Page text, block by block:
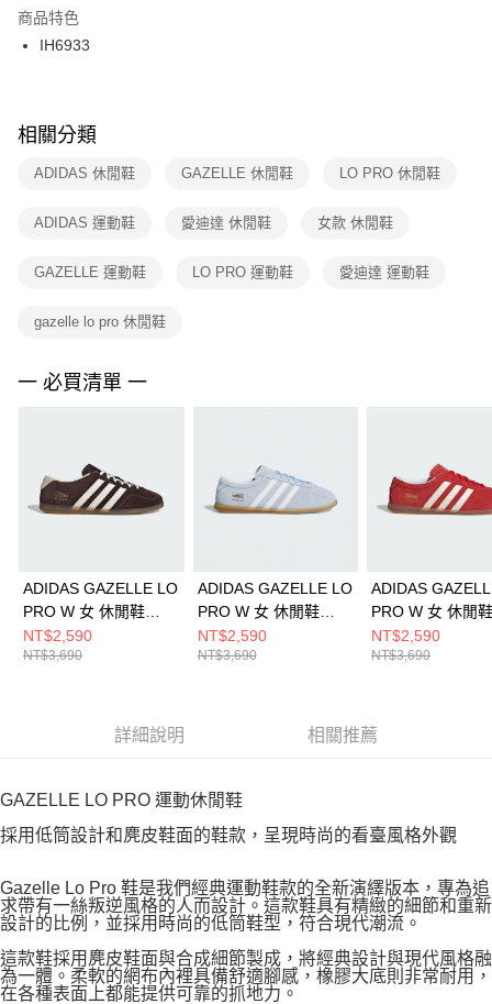
２．訂單成立數日內，您將收到繳費通知簡訊。
３．收到繳費通知簡訊後14天內，點擊此簡訊中的連結，可透過四大超商／
ATM／網路銀行／等多元方式進行付款，方視為交易完成。
※ 交易是否成功請以「AFTEE先享後付 」之結帳頁面顯示為準，若有關於
是否繳費成功／繳費後需取消欲退款等相關疑問，請聯繫「AFTEE先享後付
客戶支援中心」https://netprotections.freshdesk.com/support/home
１．透過由恩沛科技股份有限公司提供之「AFTEE先享後付」服務完成之交
權轉讓予恩沛科技股份有限公司。
３．未成年的使用者請事先徵得法定代理人或監護人之同意方可使用
４．使用「AFTEE先享後付」時，將依據個別帳號之用戶狀況，依本公司即
時審查核予不同之上限額度；若仍有額度不足之情形，本公司將視審查結果
恩沛科技股份有限公司將有權停止該用戶之使用額度並採取法律行動。
付款後門市自取
每筆NT$100，滿NT$1,500(含以上)免運費
商品特色
IH6933
相關分類
ADIDAS 休閒鞋 GAZELLE 休閒鞋 LO PRO 休閒鞋
ADIDAS 運動鞋 愛迪達 休閒鞋 女款 休閒鞋
GAZELLE 運動鞋 LO PRO 運動鞋 愛迪達 運動鞋
gazelle lo pro 休閒鞋
一 必買清單 一
ADIDAS GAZELLE LO
PRO W 女 休閒鞋
IH6932
NT$2,590
NT$3,690
ADIDAS GAZELLE LO
PRO W 女 休閒鞋
JR8893
NT$2,590
NT$3,690
ADIDAS
PRO W 女 休閒鞋
JR5744
NT$2,590
NT$3,690
詳細說明 相關推薦
GAZELLE LO PRO 運動休閒鞋
採用低筒設計和麂皮鞋面的鞋款，呈現時尚的看臺風格外觀
Gazelle Lo Pro 鞋是我們經典運動鞋款的全新演繹版本，專為追
求帶有一絲叛逆風格的人而設計。這款鞋具有精緻的細節和重新
設計的比例，並採用時尚的低筒鞋型，符合現代潮流。
這款鞋採用麂皮鞋面與合成細節製成，將經典設計與現代風格融
為一體。柔軟的網布內裡具備舒適腳感，橡膠大底則非常耐用，
在各種表面上都能提供可靠的抓地力。